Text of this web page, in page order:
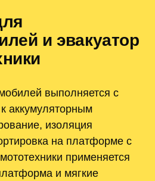
и эвакуатор
выполняется с
аккумуляторным
изоляция
на платформе с
применяется
и мягкие